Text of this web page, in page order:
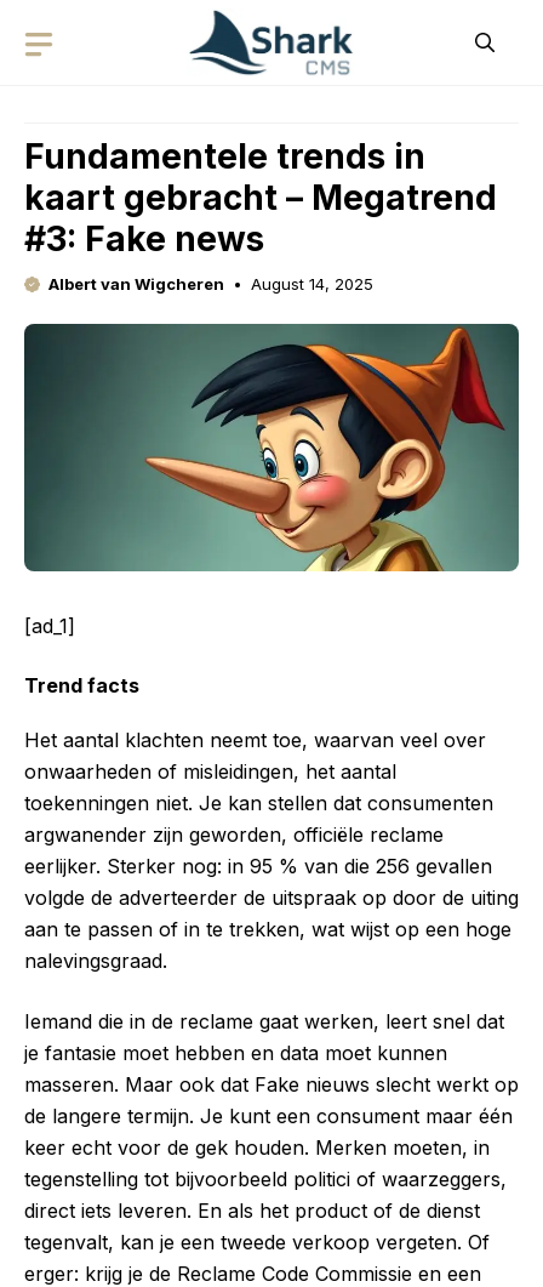
Fundamentele trends in
kaart gebracht – Megatrend
#3: Fake news
Albert van Wigcheren August 14, 2025
[ad_1]
Trend facts
Het aantal klachten neemt toe, waarvan veel over
onwaarheden of misleidingen, het aantal
toekenningen niet. Je kan stellen dat consumenten
argwanender zijn geworden, officiële reclame
eerlijker. Sterker nog: in 95 % van die 256 gevallen
volgde de adverteerder de uitspraak op door de uiting
aan te passen of in te trekken, wat wijst op een hoge
nalevingsgraad.
Iemand die in de reclame gaat werken, leert snel dat
je fantasie moet hebben en data moet kunnen
masseren. Maar ook dat Fake nieuws slecht werkt op
de langere termijn. Je kunt een consument maar één
keer echt voor de gek houden. Merken moeten, in
tegenstelling tot bijvoorbeeld politici of waarzeggers,
direct iets leveren. En als het product of de dienst
tegenvalt, kan je een tweede verkoop vergeten. Of
erger: krijg je de Reclame Code Commissie en een